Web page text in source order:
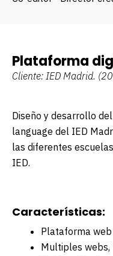
Plataforma
Cliente: IED Madrid.
Diseño y desarrollo
language del IED
las diferentes
IED.
Características:
Plataforma web
Multiples